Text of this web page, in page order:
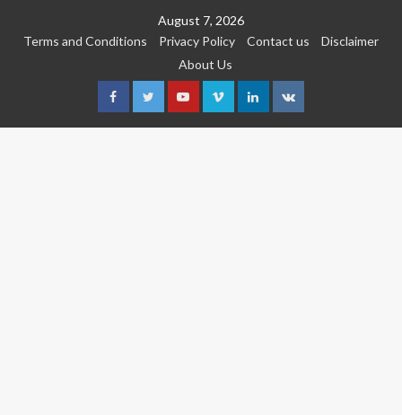
August 7, 2026
Terms and Conditions
Privacy Policy Contact us
Disclaimer
About Us
FacebookTwitterYoutubeVimeoLinkedin
VK